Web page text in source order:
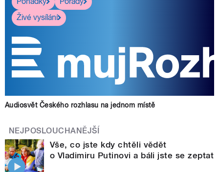
Živé vysílání
Audiosvět Českého rozhlasu na jednom místě
NEJPOSLOUCHANĚJŠÍ
Vše, co jste kdy chtěli vědět
o Vladimiru Putinovi a báli jste se zeptat